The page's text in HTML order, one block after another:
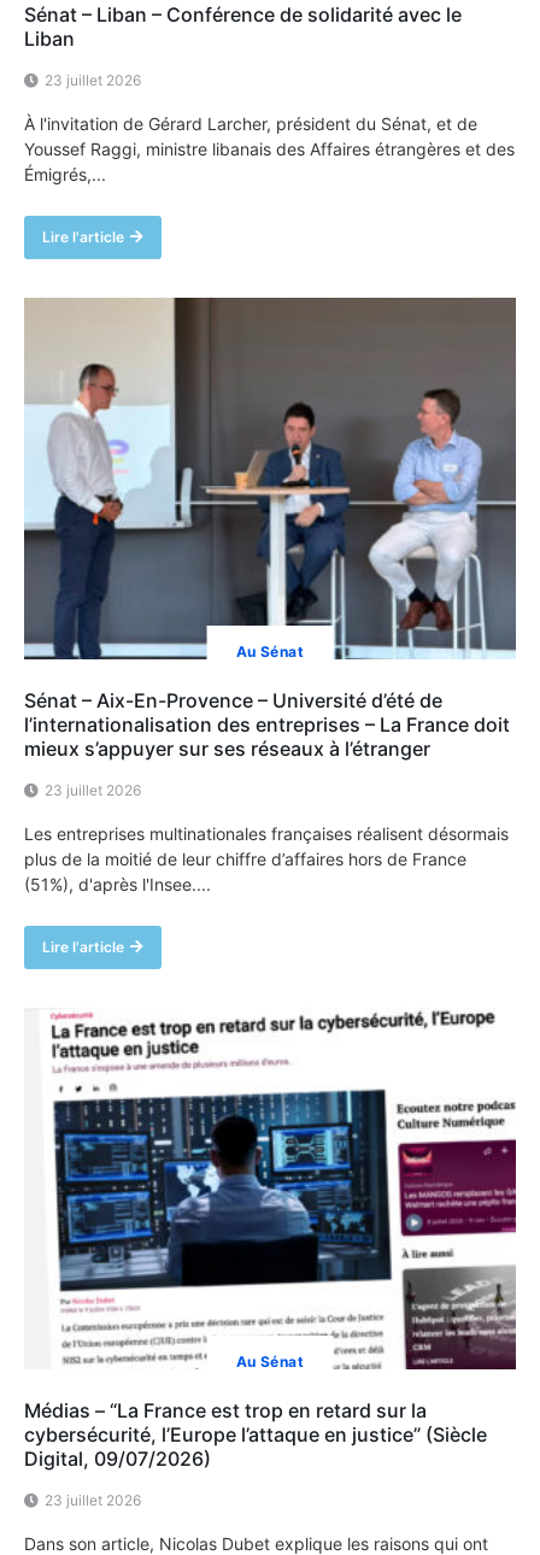
Sénat – Liban – Conférence de solidarité avec le
Liban
23 juillet 2026
À l'invitation de Gérard Larcher, président du Sénat, et de
Youssef Raggi, ministre libanais des Affaires étrangères et des
Émigrés,...
Lire l'article
Au Sénat
Sénat – Aix-En-Provence – Université d’été de
l’internationalisation des entreprises – La France doit
mieux s’appuyer sur ses réseaux à l’étranger
23 juillet 2026
Les entreprises multinationales françaises réalisent désormais
plus de la moitié de leur chiffre d’affaires hors de France
(51%), d'après l'Insee....
Lire l'article
Au Sénat
Médias – “La France est trop en retard sur la
cybersécurité, l’Europe l’attaque en justice” (Siècle
Digital, 09/07/2026)
23 juillet 2026
Dans son article, Nicolas Dubet explique les raisons qui ont